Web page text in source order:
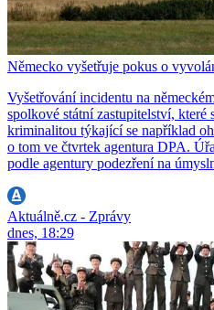
Německo vyšetřuje pokus o
Vyšetřování incidentu na
spolkové státní zastupitelství, které
kriminalitou týkající se například
o tom ve čtvrtek agentura DPA.
podle agentury podezření na
Aktuálně.cz - Zprávy
dnes, 18:29